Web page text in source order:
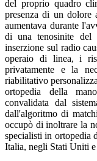
del proprio quadro
presenza di un dolore
aumentava durante
di una tenosinite del
inserzione sul radio
operaio di linea, i
privatamente e la
riabilitativo
ortopedia della
convalidata dal
dall'algoritmo di
occupò di inoltrare la
specialisti in ortopedia
Italia, negli Stati Uniti e